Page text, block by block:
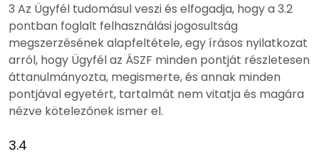
3 Az Ügyfél tudomásul veszi és elfogadja, hogy a 3.2
pontban foglalt felhasználási jogosultság
megszerzésének alapfeltétele, egy írásos nyilatkozat
arról, hogy Ügyfél az ÁSZF minden pontját részletesen
áttanulmányozta, megismerte, és annak minden
pontjával egyetért, tartalmát nem vitatja és magára
nézve kötelezőnek ismer el.
3.4